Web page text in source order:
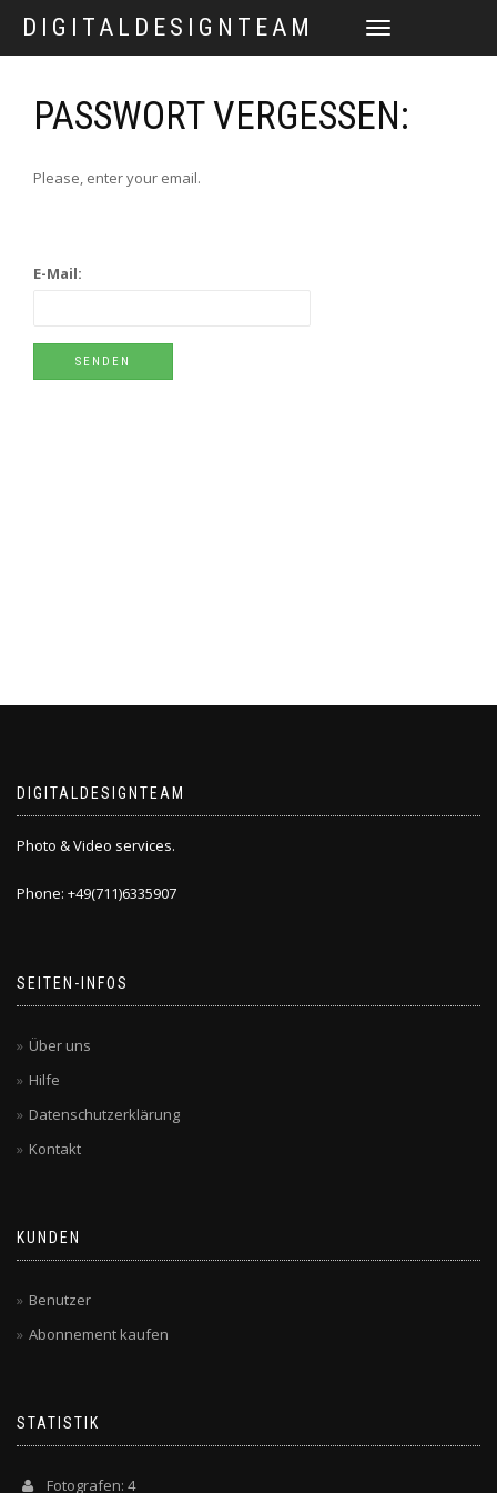
DIGITALDESIGNTEAM
TOGGLE
PASSWORT VERGESSEN:
Please, enter your email.
E-Mail:
DIGITALDESIGNTEAM
Photo & Video services.
Phone: +49(711)6335907
SEITEN-INFOS
Über uns
Hilfe
Datenschutzerklärung
Kontakt
KUNDEN
Benutzer
Abonnement kaufen
STATISTIK
Fotografen: 4